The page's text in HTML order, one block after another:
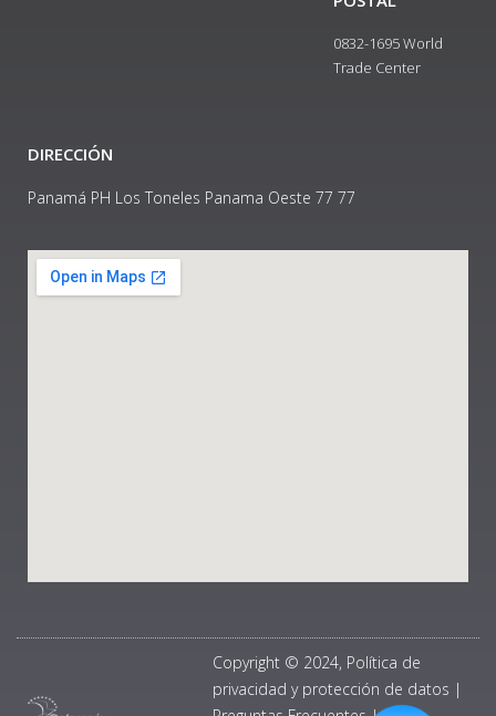
0832-1695 World
Trade Center
DIRECCIÓN
Panamá PH Los Toneles Panama Oeste 77 77
Copyright © 2024, Política de
privacidad y protección de datos |